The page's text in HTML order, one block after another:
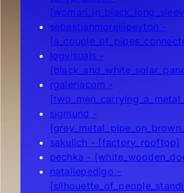
sebastianmorellipeyton -
logvisuals -
rgaleriacom -
sigmund -
sakulich - [factory_rooftop]
pechka -
nataliepedigo -